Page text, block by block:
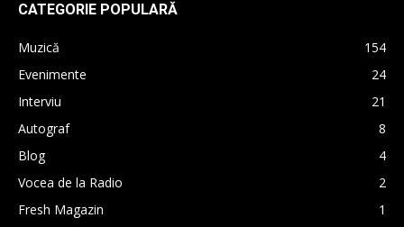
CATEGORIE POPULARĂ
Muzică
154
Evenimente
24
Interviu
21
Autograf
8
Blog
4
Vocea de la Radio
2
Fresh Magazin
1